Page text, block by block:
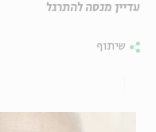
עדיין מנסה להתרגל
שיתוף